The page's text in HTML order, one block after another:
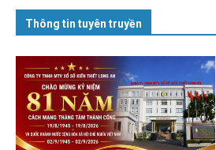
Thông tin tuyên truyền